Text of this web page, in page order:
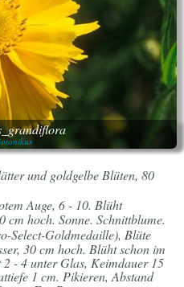
und goldgelbe Blüten, 80
Auge, 6 - 10. Blüht
cm hoch. Sonne. Schnittblume.
Select-Goldmedaille), Blüte
30 cm hoch. Blüht schon im
2 - 4 unter Glas, Keimdauer 15
1 cm. Pikieren, Abstand